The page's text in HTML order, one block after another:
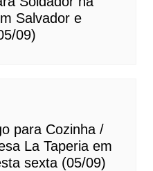
Salvador e
09)
para Cozinha /
La Taperia em
sexta (05/09)